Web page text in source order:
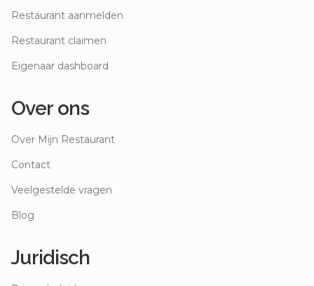
Restaurant aanmelden
Restaurant claimen
Eigenaar dashboard
Over ons
Over Mijn Restaurant
Contact
Veelgestelde vragen
Blog
Juridisch